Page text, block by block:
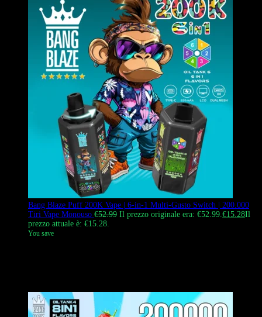
Bang Blaze Puff 200K Vape | 6-in-1 Multi-Gusto Switch | 200.000
Tiri Vape Monouso €52.99 Il prezzo originale era: €52.99.€15.28Il
prezzo attuale è: €15.28.
You save